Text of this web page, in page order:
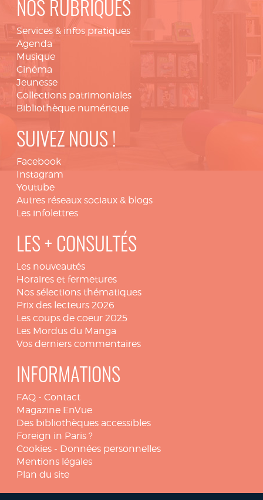
NOS RUBRIQUES
Services & infos pratiques
Agenda
Musique
Cinéma
Jeunesse
Collections patrimoniales
Bibliothèque numérique
SUIVEZ NOUS !
Facebook
Instagram
Youtube
Autres réseaux sociaux & blogs
Les infolettres
LES + CONSULTÉS
Les nouveautés
Horaires et fermetures
Nos sélections thématiques
Prix des lecteurs 2026
Les coups de coeur 2025
Les Mordus du Manga
Vos derniers commentaires
INFORMATIONS
FAQ - Contact
Magazine EnVue
Des bibliothèques accessibles
Foreign in Paris ?
Cookies - Données personnelles
Mentions légales
Plan du site